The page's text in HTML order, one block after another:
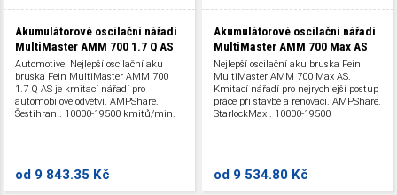
Akumulátorové oscilační nářadí
MultiMaster AMM 700 1.7 Q AS
Automotive. Nejlepší oscilační aku
bruska Fein MultiMaster AMM 700
1.7 Q AS je kmitací nářadí pro
automobilové odvětví. AMPShare.
Šestihran . 10000-19500 kmitů/min.
od 9 843.35 Kč
Akumulátorové oscilační nářadí
MultiMaster AMM 700 Max AS
Nejlepší oscilační aku bruska Fein
MultiMaster AMM 700 Max AS.
Kmitací nářadí pro nejrychlejší postup
práce při stavbě a renovaci. AMPShare.
StarlockMax . 10000-19500
od 9 534.80 Kč